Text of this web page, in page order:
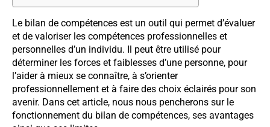
Le bilan de compétences est un outil qui permet d’évaluer
et de valoriser les compétences professionnelles et
personnelles d’un individu. Il peut être utilisé pour
déterminer les forces et faiblesses d’une personne, pour
l’aider à mieux se connaître, à s’orienter
professionnellement et à faire des choix éclairés pour son
avenir. Dans cet article, nous nous pencherons sur le
fonctionnement du bilan de compétences, ses avantages